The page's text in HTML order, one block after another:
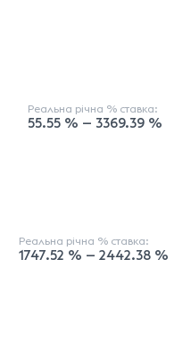
Реальна річна % ставка:
55.55 % — 3369.39 %
Реальна річна % ставка:
1747.52 % — 2442.38 %